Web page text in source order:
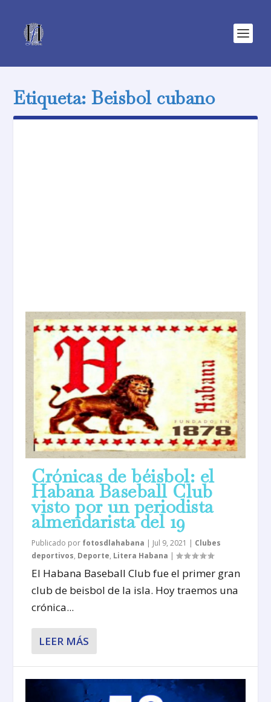
Etiqueta:Beisbol cubano
Crónicas de béisbol: el
Habana Baseball Club
visto por un periodista
almendarista del 19
Publicado por fotosdlahabana | Jul 9, 2021 | Clubes
deportivos, Deporte, Litera Habana |
El Habana Baseball Club fue el primer gran
club de beisbol de la isla. Hoy traemos una
crónica...
LEER MÁS